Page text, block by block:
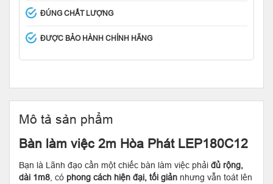
ĐÚNG CHẤT LƯỢNG
ĐƯỢC BẢO HÀNH CHÍNH HÃNG
Mô tả sản phẩm
Bàn làm việc 2m Hòa Phát LEP180C12
Bạn là Lãnh đạo cần một chiếc bàn làm việc phải đủ rộng,
dài 1m8 , có phong cách hiện đại, tối giản nhưng vẫn toát lên